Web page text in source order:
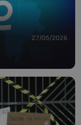
27/05/2026